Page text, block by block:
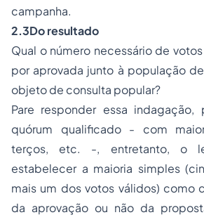
campanha.
2.3Do resultado
Qual o número necessário de
por aprovada junto à população
objeto de consulta popular?
Pare responder essa
quórum qualificado - com
terços, etc. -, entretanto, o
estabelecer a maioria simples
mais um dos votos válidos) como
da aprovação ou não da